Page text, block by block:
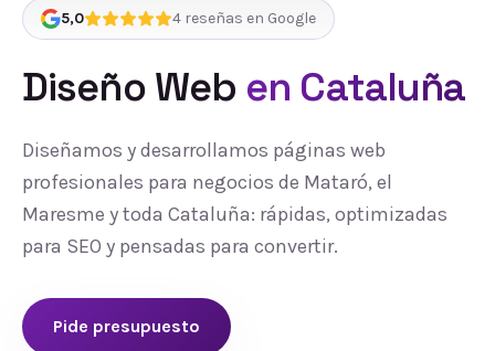
5,0 4 reseñas en Google
Diseño Web en Cataluña
Diseñamos y desarrollamos páginas web
profesionales para negocios de Mataró, el
Maresme y toda Cataluña: rápidas, optimizadas
para SEO y pensadas para convertir.
Pide presupuesto